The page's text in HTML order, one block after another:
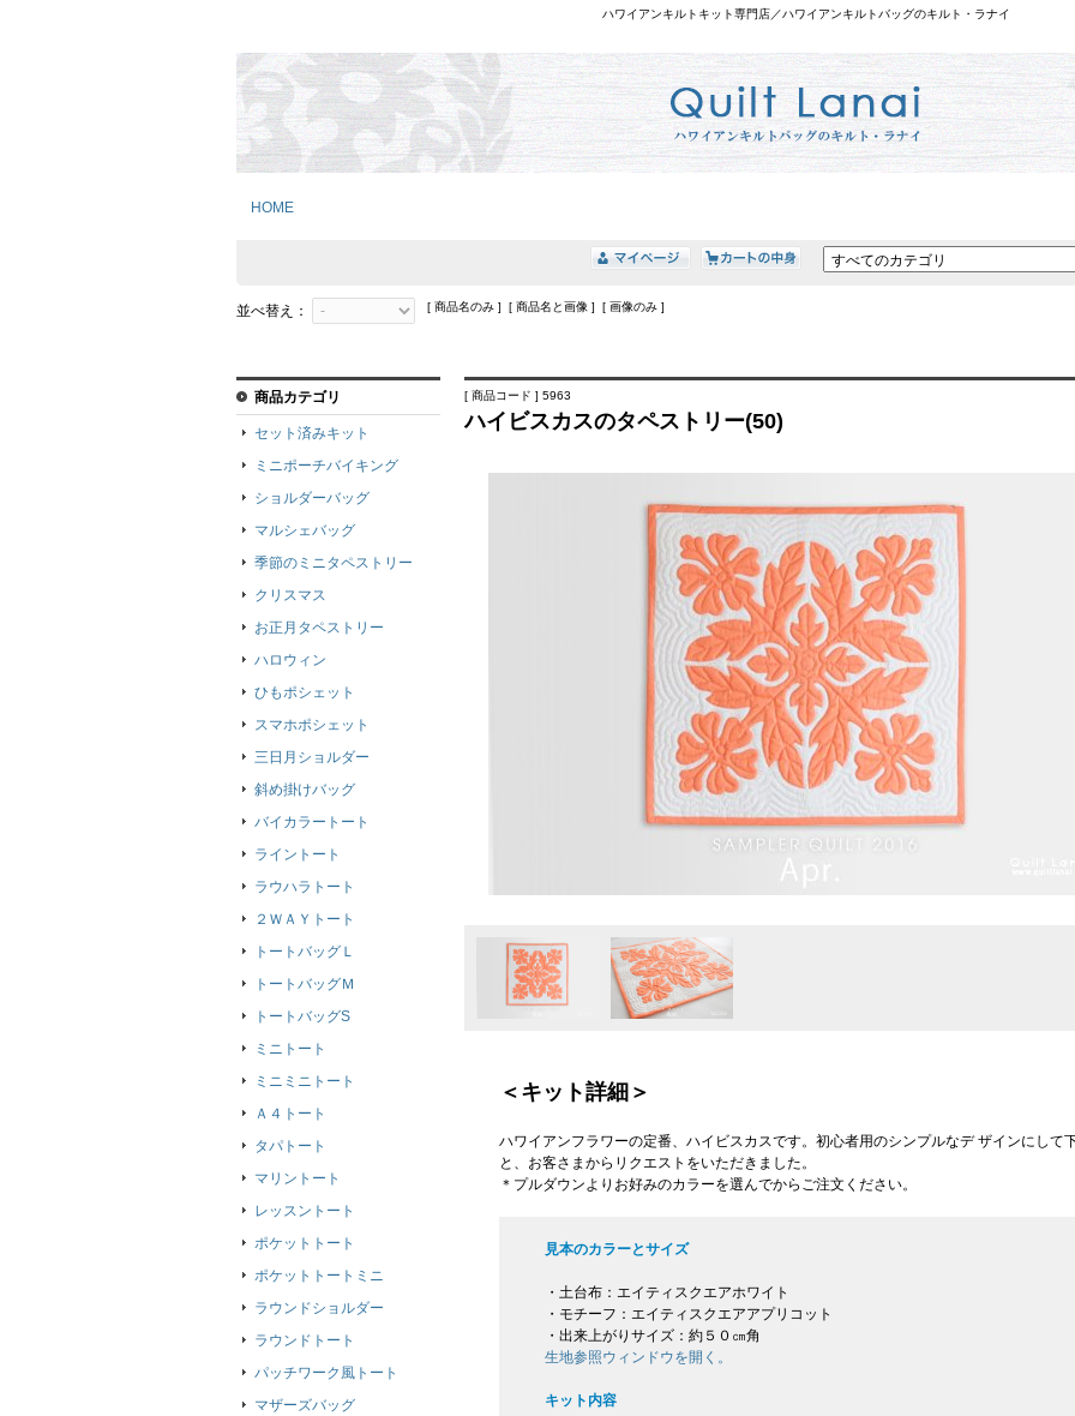
ハワイアンキルトキット専門店／ハワイアンキルトバッグのキルト・ラナイ
HOME
並べ替え： [ 商品名のみ ] [ 商品名と画像 ] [ 画像のみ ]
[ 商品コード ] 5963
ハイビスカスのタペストリー(50)
＜キット詳細＞
ハワイアンフラワーの定番、ハイビスカスです。初心者用のシンプルなデ ザインにして
と、お客さまからリクエストをいただきました。
＊プルダウンよりお好みのカラーを選んでからご注文ください。
見本のカラーとサイズ
・土台布：エイティスクエアホワイト
・モチーフ：エイティスクエアアプリコット
・出来上がりサイズ：約５０㎝角
生地参照ウィンドウを開く。
キット内容
商品カテゴリ
セット済みキット
ミニポーチバイキング
ショルダーバッグ
マルシェバッグ
季節のミニタペストリー
クリスマス
お正月タペストリー
ハロウィン
ひもポシェット
スマホポシェット
三日月ショルダー
斜め掛けバッグ
バイカラートート
ライントート
ラウハラトート
２ＷＡＹトート
トートバッグＬ
トートバッグＭ
トートバッグS
ミニトート
ミニミニトート
Ａ４トート
タパトート
マリントート
レッスントート
ポケットトート
ポケットトートミニ
ラウンドショルダー
ラウンドトート
パッチワーク風トート
マザーズバッグ